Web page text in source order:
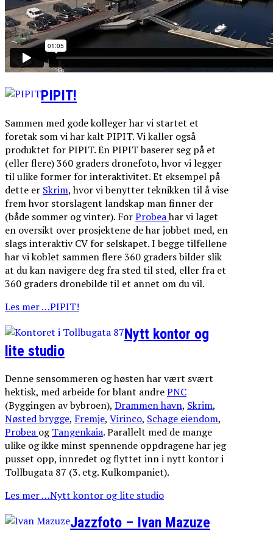
PIPIT!
Sammen med gode kolleger har vi startet et
foretak som vi har kalt PIPIT. Vi kaller også
produktet for PIPIT. En PIPIT baserer seg på et
(eller flere) 360 graders dronefoto, hvor vi legger
til ulike former for interaktivitet. Et eksempel på
dette er Skrim, hvor vi benytter teknikken til å vise
frem hvor storslagent landskap man finner der
(både sommer og vinter). ForProbeahar vi laget
en oversikt over prosjektene de har jobbet med, en
slags interaktiv CV for selskapet. I begge tilfellene
har vi koblet sammen flere 360 graders bilder slik
at du kan navigere deg fra sted til sted, eller fra et
360 graders dronebilde til et annet om du vil.
Les mer …PIPIT!
Nytt kontor og
lite studio
Denne sensommeren og høsten har vært svært
hektisk, med arbeide for blant andrePNC
(Byggingen av bybroen), Drammen havn, Skrim,
Nøsted brygge, Fremje, Virinco, Schage eiendom,
Probea ogTangenkaia. Parallelt med de mange
ulike og ikke minst spennende oppdragene har jeg
pusset opp, innredet og flyttet inn i nytt kontor i
Tollbugata 87 (3. etg. Kulkompaniet).
Les mer …Nytt kontor og lite studio
Jazzfoto – Ivan Mazuze